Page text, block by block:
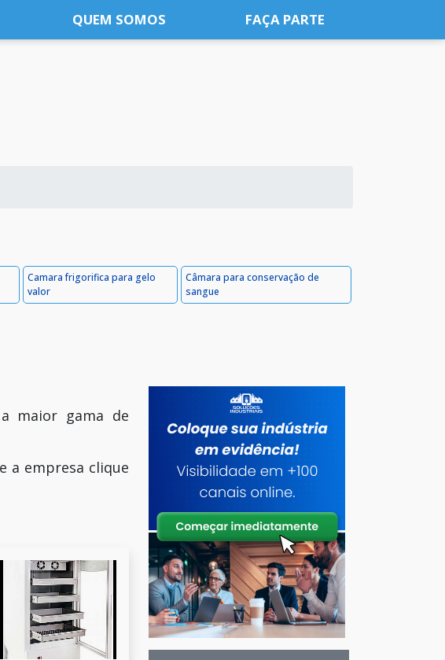
QUEM SOMOS FAÇA PARTE
Camara frigorifica para gelo
valor
Câmara para conservação de
sangue
maior gama de
a empresa clique